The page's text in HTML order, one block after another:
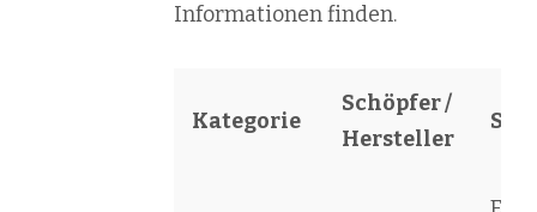
Informationen finden.
Kategorie
Schöpfer /
Hersteller